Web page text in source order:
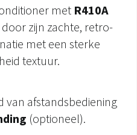
met R410A
zijn zachte, retro-
met een sterke
textuur.
van afstandsbediening
(optioneel).